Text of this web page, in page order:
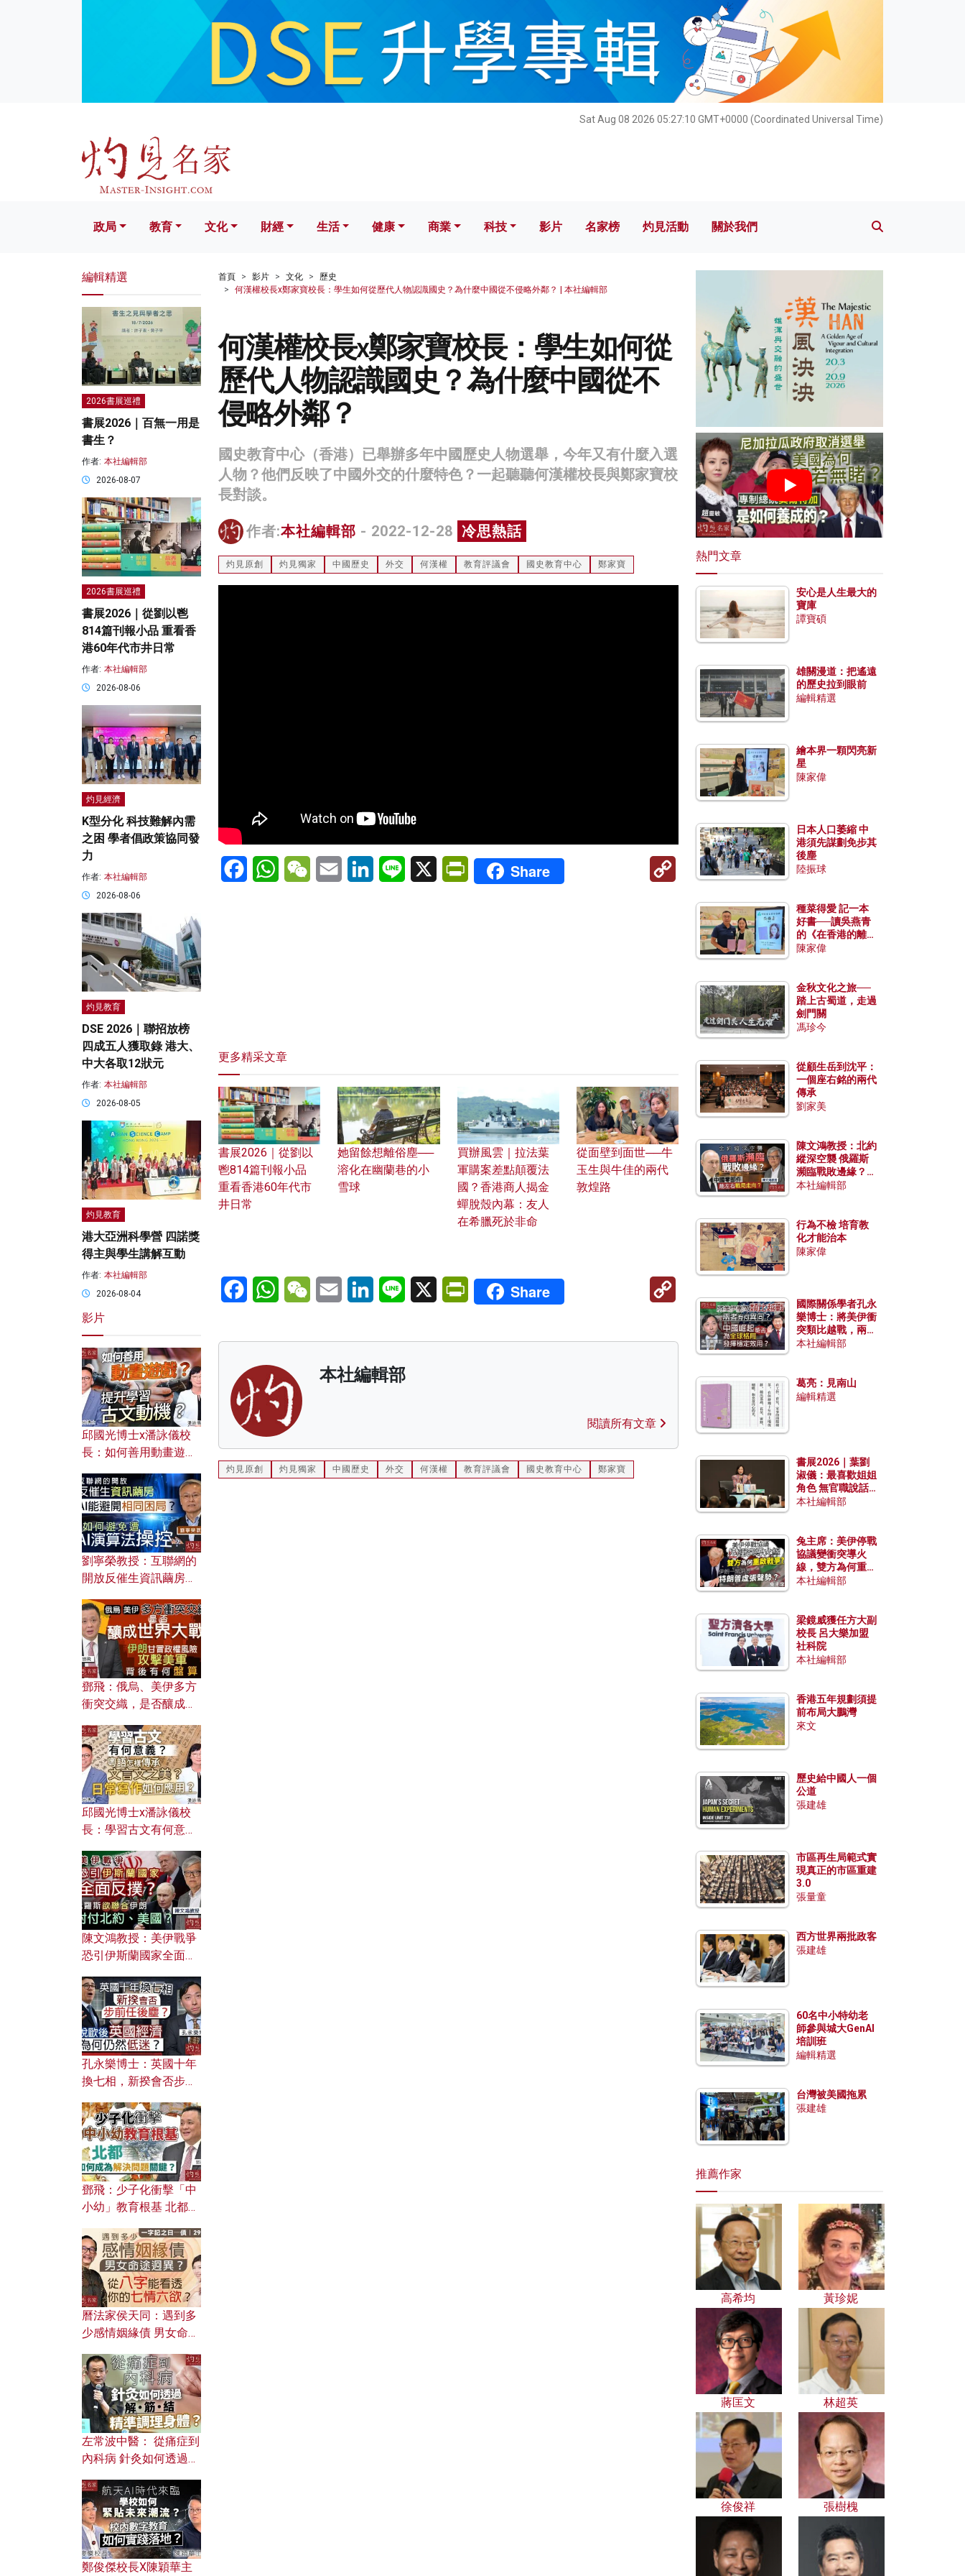
Sat Aug 08 2026 05:27:11 GMT+0000 (Coordinated Universal Time)
文化 財經 生活 健康 科技 影片 名家榜 灼見活動 關於我們
政局 教育 文化 財經 生活 健康 商業 科技 影片 名家榜 灼見活動 關於我們
首頁 影片 文化
歷史
何漢權校長x鄭家寶校長：學生如何從歷代人物認識國史？為什麼中國從不侵略外鄰？ | 本社編輯部
何漢權校長x鄭家寶校長：學生如何從
歷代人物認識國史？為什麼中國從不
侵略外鄰？
國史教育中心（香港）已舉辦多年中國歷史人物選舉，今年又有什麼入選
人物？他們反映了中國外交的什麼特色？一起聽聽何漢權校長與鄭家寶校
長對談。
作者:本社編輯部 - 2022-12-28 冷思熱話
灼見原創 灼見獨家 中國歷史 外交 何漢權 教育評議會 國史教育中心 鄭家寶
FacebookWhatsAppWeChatEmail LinkedInLine X PrintFriendly
Share
Copy
更多精采文章
書展2026｜從劉以
鬯814篇刊報小品
重看香港60年代市
井日常
她留餘想離俗塵──
溶化在幽蘭巷的小
雪球
買辦風雲｜拉法葉
軍購案差點顛覆法
國？香港商人揭金
蟬脫殼內幕：友人
在希臘死於非命
從面壁到面世──牛
玉生與牛佳的兩代
敦煌路
FacebookWhatsAppWeChatEmail LinkedInLine X PrintFriendly
Share
本社編輯部
閱讀所有文章
灼見原創 灼見獨家 中國歷史 外交 何漢權 教育評議會 國史教育中心 鄭家寶
編輯精選
2026書展巡禮
書展2026｜百無一用是
書生？
作者: 本社編輯部
2026-08-07
2026書展巡禮
書展2026｜從劉以鬯
814篇刊報小品 重看香
港60年代市井日常
作者: 本社編輯部
2026-08-06
灼見經濟
K型分化 科技難解內需
之困 學者倡政策協同發
力
作者: 本社編輯部
2026-08-06
灼見教育
DSE 2026｜聯招放榜
四成五人獲取錄 港大、
中大各取12狀元
作者: 本社編輯部
2026-08-05
灼見教育
港大亞洲科學營 四諾獎
得主與學生講解互動
作者: 本社編輯部
2026-08-04
影片
邱國光博士x潘詠儀校
長：如何善用動畫遊戲
劉寧榮教授：互聯網的
開放反催生資訊繭房，
何避免遭AI演算法操
控？
鄧飛：俄烏、美伊多方
衝突交織，是否釀成世
風險攻擊美軍，背後有
何盤算？
邱國光博士x潘詠儀校
長：學習古文有何意
文之美？ 日常寫作如何
應用？
陳文鴻教授：美伊戰爭
恐引伊斯蘭國家全面反
對付北約美國？
孔永樂博士：英國十年
換七相，新揆會否步前
濟為何仍然低迷？
鄧飛：少子化衝擊「中
小幼」教育根基 北都如
曆法家侯天同：遇到多
少感情姻緣債 男女命途
的七情六欲？
左常波中醫： 從痛症到
內科病 針灸如何透過解
鄭俊傑校長X陳穎華主
熱門文章
安心是人生最大的
寶庫
譚寶碩
雄關漫道：把遙遠
的歷史拉到眼前
編輯精選
繪本界一顆閃亮新
星
陳家偉
日本人口萎縮 中
港須先謀劃免步其
後塵
陸振球
種菜得愛 記一本
好書──讀吳燕青
的《在香港的離島
種菜》
陳家偉
金秋文化之旅──
踏上古蜀道，走過
劍門關
馮珍今
從顧生岳到沈平：
一個座右銘的兩代
傳承
劉家美
陳文鴻教授：北約
縱深空襲 俄羅斯
瀕臨戰敗邊緣？中
國零部件能左右戰
本社編輯部
行為不檢 培育教
化才能治本
陳家偉
國際關係學者孔永
樂博士：將美伊衝
突類比越戰，兩者
有何異同？中國崛
本社編輯部
葛亮：見南山
編輯精選
書展2026｜葉劉
淑儀：最喜歡姐姐
角色 無官職說話
包袱少
本社編輯部
兔主席：美伊停戰
協議變衝突導火
線，雙方為何重啟
戰爭？伊朗一早洞
本社編輯部
梁鏡威獲任方大副
校長 呂大樂加盟
社科院
本社編輯部
香港五年規劃須提
前布局大鵬灣
來文
歷史給中國人一個
公道
張建雄
市區再生局範式實
現真正的市區重建
3.0
張量童
西方世界兩批政客
張建雄
60名中小特幼老
師參與城大GenAI
培訓班
編輯精選
台灣被美國拖累
張建雄
推薦作家
高希均 黃珍妮
蔣匡文 林超英
徐俊祥 張樹槐